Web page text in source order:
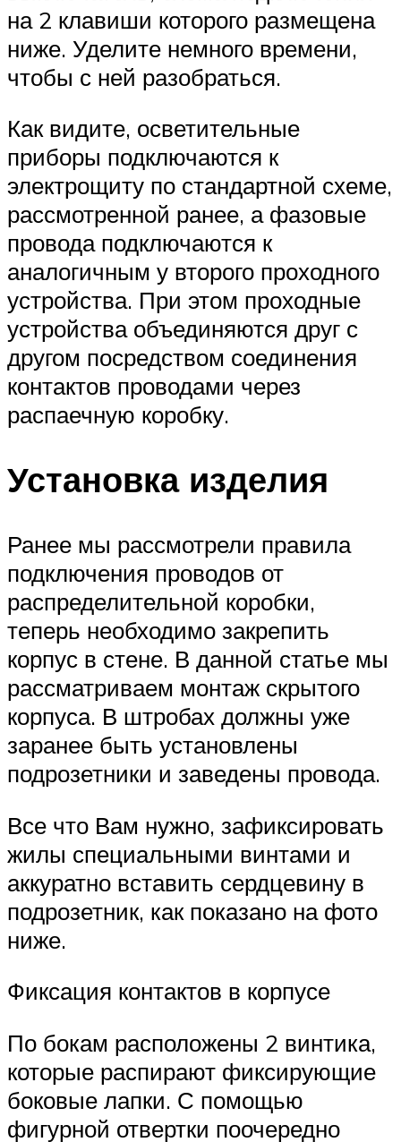
на 2 клавиши которого размещена
ниже. Уделите немного времени,
чтобы с ней разобраться.
Как видите, осветительные
приборы подключаются к
электрощиту по стандартной схеме,
рассмотренной ранее, а фазовые
провода подключаются к
аналогичным у второго проходного
устройства. При этом проходные
устройства объединяются друг с
другом посредством соединения
контактов проводами через
распаечную коробку.
Установка изделия
Ранее мы рассмотрели правила
подключения проводов от
распределительной коробки,
теперь необходимо закрепить
корпус в стене. В данной статье мы
рассматриваем монтаж скрытого
корпуса. В штробах должны уже
заранее быть установлены
подрозетники и заведены провода.
Все что Вам нужно, зафиксировать
жилы специальными винтами и
аккуратно вставить сердцевину в
подрозетник, как показано на фото
ниже.
Фиксация контактов в корпусе
По бокам расположены 2 винтика,
которые распирают фиксирующие
боковые лапки. С помощью
фигурной отвертки поочередно